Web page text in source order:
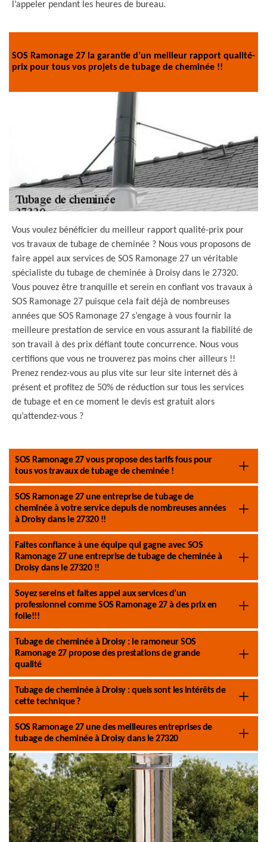
l’appeler pendant les heures de bureau.
SOS Ramonage 27 la garantie d’un meilleur rapport qualité-
prix pour tous vos projets de tubage de cheminée !!
Vous voulez bénéficier du meilleur rapport qualité-prix pour
vos travaux de tubage de cheminée ? Nous vous proposons de
faire appel aux services de SOS Ramonage 27 un véritable
spécialiste du tubage de cheminée à Droisy dans le 27320.
Vous pouvez être tranquille et serein en confiant vos travaux à
SOS Ramonage 27 puisque cela fait déjà de nombreuses
années que SOS Ramonage 27 s’engage à vous fournir la
meilleure prestation de service en vous assurant la fiabilité de
son travail à des prix défiant toute concurrence. Nous vous
certifions que vous ne trouverez pas moins cher ailleurs !!
Prenez rendez-vous au plus vite sur leur site internet dès à
présent et profitez de 50% de réduction sur tous les services
de tubage et en ce moment le devis est gratuit alors
qu’attendez-vous ?
SOS Ramonage 27 vous propose des tarifs fous pour
tous vos travaux de tubage de cheminée !
SOS Ramonage 27 une entreprise de tubage de
cheminée à votre service depuis de nombreuses années
à Droisy dans le 27320 !!
Faites confiance à une équipe qui gagne avec SOS
Ramonage 27 une entreprise de tubage de cheminée à
Droisy dans le 27320 !!
Soyez sereins et faites appel aux services d’un
professionnel comme SOS Ramonage 27 à des prix en
folie!!!
Tubage de cheminée à Droisy : le ramoneur SOS
Ramonage 27 propose des prestations de grande
qualité
Tubage de cheminée à Droisy : quels sont les intérêts de
cette technique ?
SOS Ramonage 27 une des meilleures entreprises de
tubage de cheminée à Droisy dans le 27320